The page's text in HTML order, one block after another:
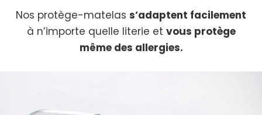
Nos protège-matelas s’adaptent facilement
à n’importe quelle literie et vous protège
même des allergies.